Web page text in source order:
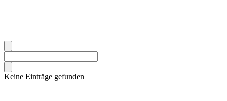
Keine Einträge gefunden